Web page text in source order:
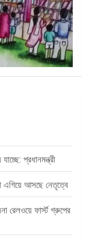
প্রধানমন্ত্রী
এগিয়ে আসছে নেতৃত্বে
রেলওয়ে ফার্স্ট গ্রুপের